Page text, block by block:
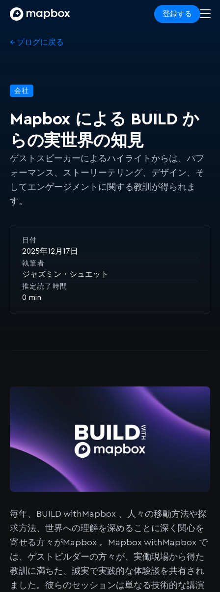
登録する
← ブログに戻る
会社
Mapbox による BUILD か
らの実世界の知見
ゲストスピーカーによるハイライトからは、パフ
ォーマンス、ストーリーテリング、デザイン、そ
してエンゲージメントに関する教訓が得られま
す。
日付
2025年12月17日
執筆者
ジャズミン・シュエット
推定読了時間
0
毎年、BUILD withMapbox 、人々の移動方法や探
求方法、世界への理解を深めることに深く関心を
寄せる方々がMapbox 。Mapbox withMapbox で
は、ゲストビルダーの方々が、実働現場から得た
教訓に満ちた、誠実で実践的な体験談を共有され
ました。彼らのセッションは単なる技術的な講演